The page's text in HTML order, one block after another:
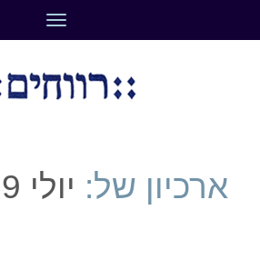
תפריט
ארכיון של: יולי 2019